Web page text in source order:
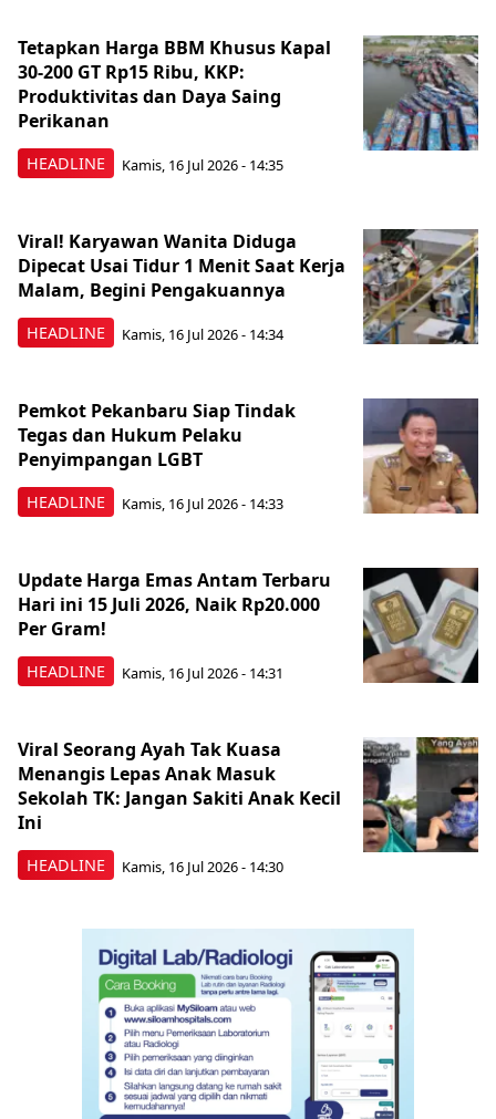
HEADLINE
Tetapkan Harga BBM Khusus Kapal
30-200 GT Rp15 Ribu, KKP:
Produktivitas dan Daya Saing
Perikanan
Kamis, 16 Jul 2026 - 14:35
HEADLINE
Viral! Karyawan Wanita Diduga
Dipecat Usai Tidur 1 Menit Saat Kerja
Malam, Begini Pengakuannya
Kamis, 16 Jul 2026 - 14:34
HEADLINE
Pemkot Pekanbaru Siap Tindak
Tegas dan Hukum Pelaku
Penyimpangan LGBT
Kamis, 16 Jul 2026 - 14:33
HEADLINE
Update Harga Emas Antam Terbaru
Hari ini 15 Juli 2026, Naik Rp20.000
Per Gram!
Kamis, 16 Jul 2026 - 14:31
HEADLINE
Viral Seorang Ayah Tak Kuasa
Menangis Lepas Anak Masuk
Sekolah TK: Jangan Sakiti Anak Kecil
Ini
Kamis, 16 Jul 2026 - 14:30